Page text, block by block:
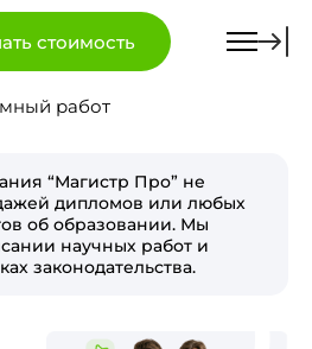
стоимость
работ
“Магистр Про” не
дипломов или любых
об образовании. Мы
научных работ и
законодательства.